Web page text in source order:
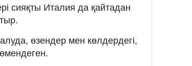
сияқты Италия да қайтадан
өзендер мен көлдердегі,